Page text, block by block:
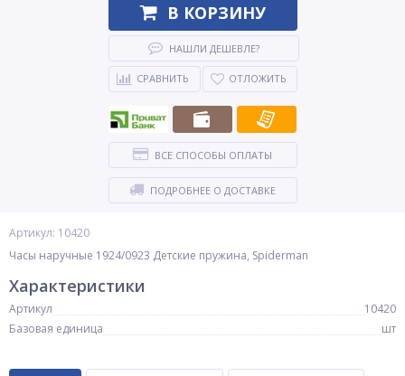
Артикул: 10420
Часы наручные 1924/0923 Детские пружина, Spiderman
В КОРЗИНУ
НАШЛИ ДЕШЕВЛЕ?
СРАВНИТЬ ОТЛОЖИТЬ
ВСЕ СПОСОБЫ ОПЛАТЫ
ПОДРОБНЕЕ О ДОСТАВКЕ
Характеристики
Артикул
10420
Базовая единица
шт